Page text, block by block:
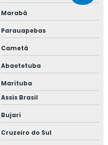
Marabá
Parauapebas
Cametá
Abaetetuba
Marituba
Assis Brasil
Bujari
Cruzeiro do Sul